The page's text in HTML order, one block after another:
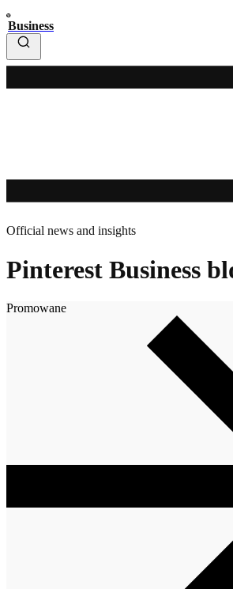
Business
Official news and insights
Pinterest Business
Promowane